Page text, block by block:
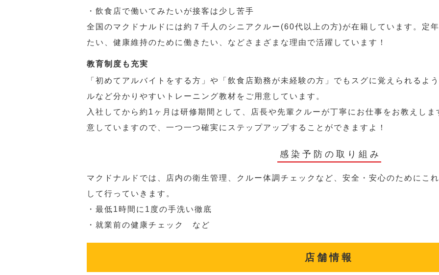
・飲食店で働いてみたいが接客は少し苦手
全国のマクドナルドには約７千人のシニアクルー(60代以上の方)が在籍しています。定
たい、健康維持のために働きたい、などさまざまな理由で活躍しています！
教育制度も充実
「初めてアルバイトをする方」や「飲食店勤務が未経験の方」でもスグに覚えられるよ
ルなど分かりやすいトレーニング教材をご用意しています。
入社してから約1ヶ月は研修期間として、店長や先輩クルーが丁寧にお仕事をお教えし
意していますので、一つ一つ確実にステップアップすることができますよ！
感染予防の取り組み
マクドナルドでは、店内の衛生管理、クルー体調チェックなど、安全・安心のためにこ
して行っていきます。
・最低1時間に1度の手洗い徹底
・就業前の健康チェック など
店舗情報